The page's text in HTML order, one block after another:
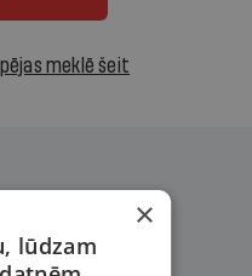
meklē šeit
×
lūdzam